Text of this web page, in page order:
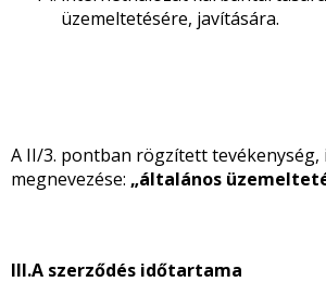
üzemeltetésére, javítására.
A II/3. pontban rögzített tevékenység,
megnevezése: „általános
III.A szerződés időtartama